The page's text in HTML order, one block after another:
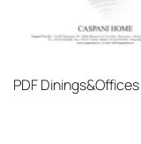
PDFDinings&Offices